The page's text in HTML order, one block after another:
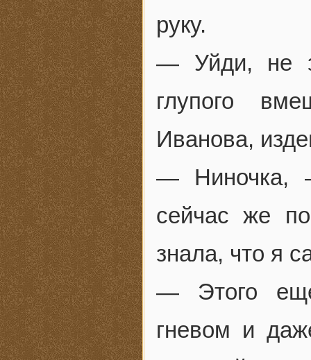
руку.
— Уйди, не
глупого
Иванова,
— Ниночка,
сейчас же
знала, что я
— Этого
гневом и